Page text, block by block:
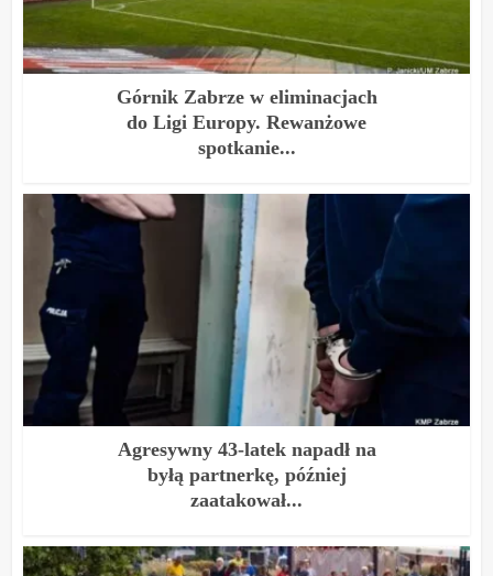
Górnik Zabrze w eliminacjach
do Ligi Europy. Rewanżowe
spotkanie...
Agresywny 43-latek napadł na
byłą partnerkę, później
zaatakował...